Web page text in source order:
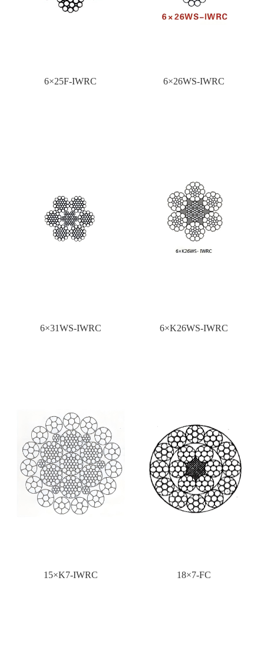
6×25F-IWRC 6×26WS-IWRC
6×31WS-IWRC 6×K26WS-IWRC
15×K7-IWRC 18×7-FC